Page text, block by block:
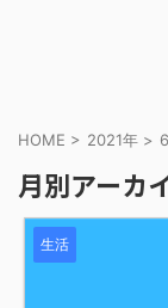
HOME > 2021年 >
月別アーカ
生活